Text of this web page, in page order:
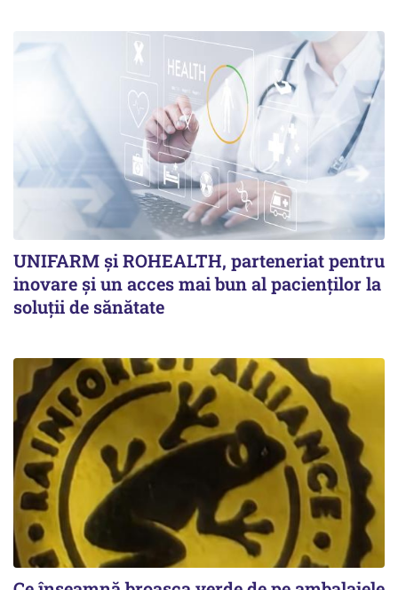
UNIFARM și ROHEALTH, parteneriat pentru
inovare și un acces mai bun al pacienților la
soluții de sănătate